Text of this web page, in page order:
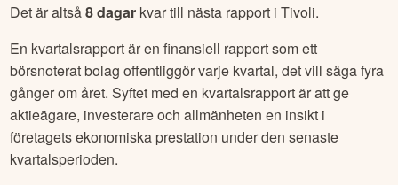
Det är altså8dagar kvar till nästa rapport iTivoli.
En kvartalsrapport är en finansiell rapport som ett
börsnoterat bolag offentliggör varje kvartal, det vill säga fyra
gånger om året. Syftet med en kvartalsrapport är att ge
aktieägare, investerare och allmänheten en insikt i
företagets ekonomiska prestation under den senaste
kvartalsperioden.